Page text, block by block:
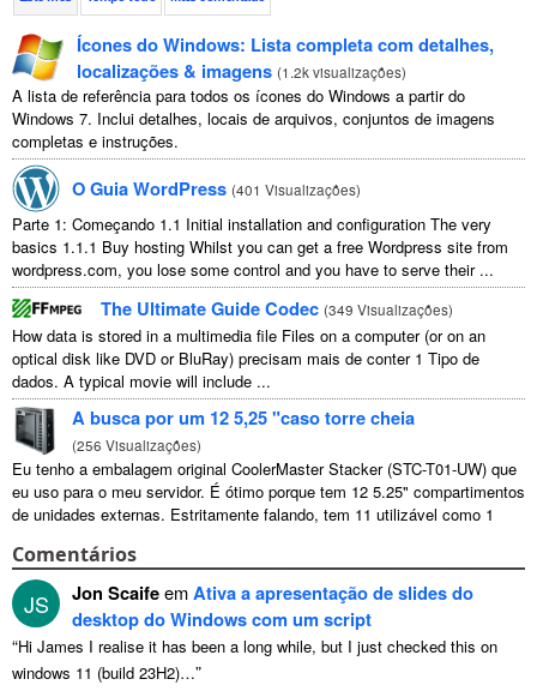
Ícones do Windows: Lista completa com detalhes,
localizações & imagens (1.2k visualizações)
A lista de referência para todos os ícones do Windows a partir do
Windows 7. Inclui detalhes, locais de arquivos, conjuntos de imagens
completas e instruções.
O Guia WordPress (401 Visualizações)
Parte 1: Começando 1.1 Initial installation and configuration The very
basics 1.1.1 Buy hosting Whilst you can get a free Wordpress site from
wordpress.com, you lose some control and you have to serve their...
The Ultimate Guide Codec (349 Visualizações)
How data is stored in a multimedia file Files on a computer(or on an
optical disk like DVD or BluRay) precisam mais de conter 1 Tipo de
dados. A typical movie will include ...
A busca por um 12 5,25 "caso torre cheia
(256 Visualizações)
Eu tenho a embalagem original CoolerMaster Stacker (STC-T01-UW) que
eu uso para o meu servidor. É ótimo porque tem 12 5.25" compartimentos
de unidades externas. Estritamente falando, tem 11 utilizável como 1
Comentários
JS Jon ScaifeemAtiva a apresentação de slides do
desktop do Windows com um script
“Hi James I realise it has been a long while, but I just checked this on
windows 11 (build 23H2)…”